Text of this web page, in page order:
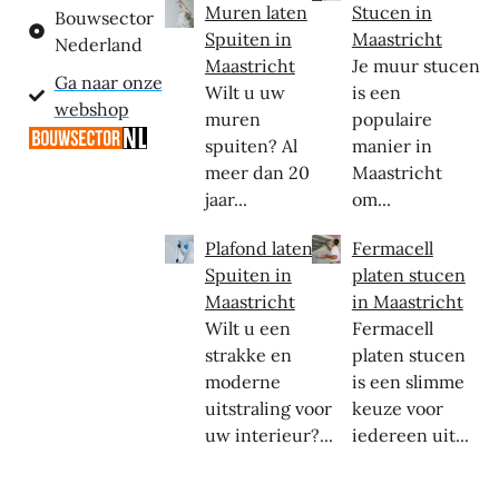
Bouwsector
Nederland
Ga naar onze
webshop
Muren laten
Spuiten in
Maastricht
Wilt u uw
muren
spuiten? Al
meer dan 20
jaar...
Plafond laten
Spuiten in
Maastricht
Wilt u een
strakke en
moderne
uitstraling voor
uw interieur?...
Stucen in
Maastricht
Je muur stucen
is een
populaire
manier in
Maastricht
om...
Fermacell
platen stucen
in Maastricht
Fermacell
platen stucen
is een slimme
keuze voor
iedereen uit...